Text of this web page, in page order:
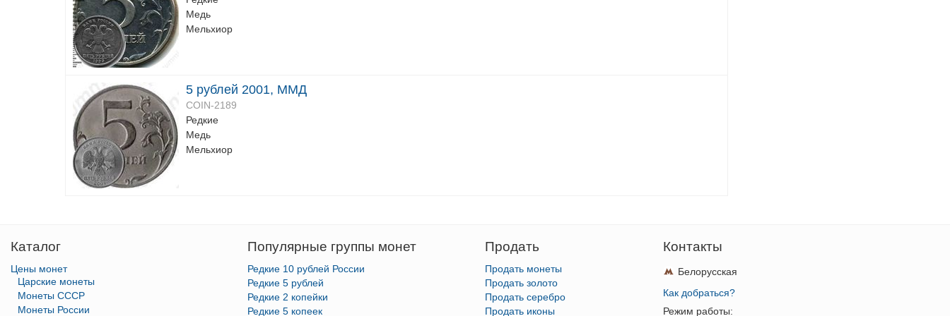
Медь
Мельхиор
5 рублей 2001, ММД
COIN-2189
Редкие
Медь
Мельхиор
Каталог
Цены монет
Царские монеты
Монеты СССР
Монеты России
Популярные группы монет
Редкие 10 рублей России
Редкие 5 рублей
Редкие 2 копейки
Редкие 5 копеек
Продать
Продать монеты
Продать золото
Продать серебро
Продать иконы
Контакты
Белорусская
Как добраться?
Режим работы: